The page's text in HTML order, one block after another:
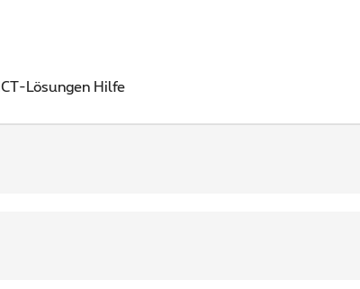
ICT-Lösungen Hilfe